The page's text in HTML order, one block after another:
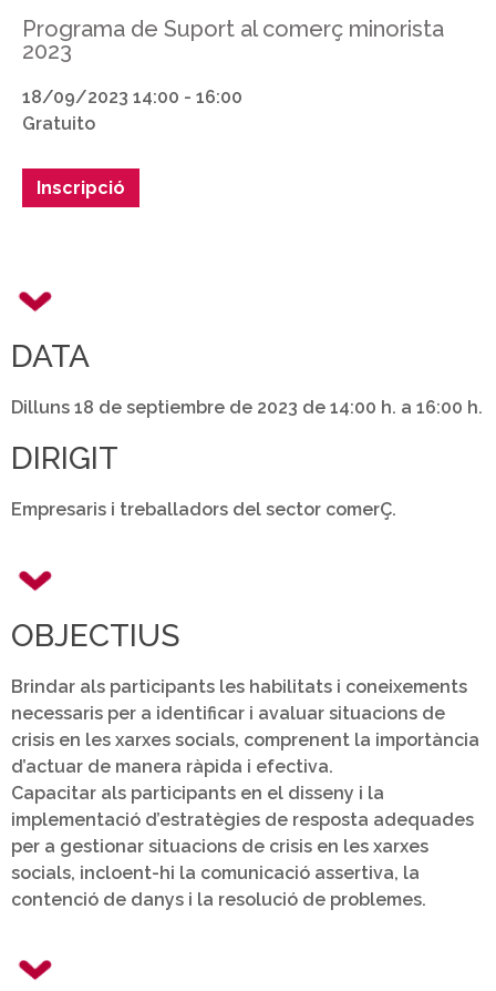
Programa de Suport al comerç minorista
2023
18/09/2023 14:00 - 16:00
Gratuito
Inscripció
DATA
Dilluns 18 de septiembre de 2023 de 14:00 h. a 16:00 h.
DIRIGIT
Empresaris i treballadors del sector comerÇ.
OBJECTIUS
Brindar als participants les habilitats i coneixements
necessaris per a identificar i avaluar situacions de
crisis en les xarxes socials, comprenent la importància
d’actuar de manera ràpida i efectiva.
Capacitar als participants en el disseny i la
implementació d’estratègies de resposta adequades
per a gestionar situacions de crisis en les xarxes
socials, incloent-hi la comunicació assertiva, la
contenció de danys i la resolució de problemes.